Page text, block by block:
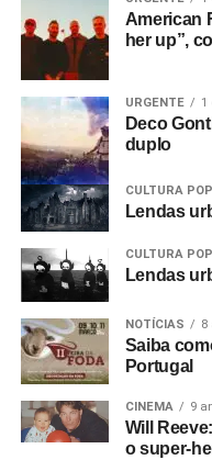
American
her up”,
URGENTE 1
Deco
duplo
CULTURA POP
Lendas
CULTURA POP
Lendas
NOTÍCIAS 8
Saiba
Portugal
CINEMA 9
Will
o super-